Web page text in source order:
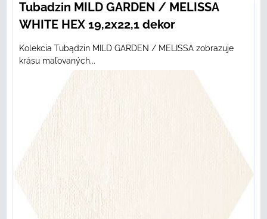
Tubadzin MILD GARDEN / MELISSA
WHITE HEX 19,2x22,1 dekor
Kolekcia Tubądzin MILD GARDEN / MELISSA zobrazuje
krásu maľovaných...